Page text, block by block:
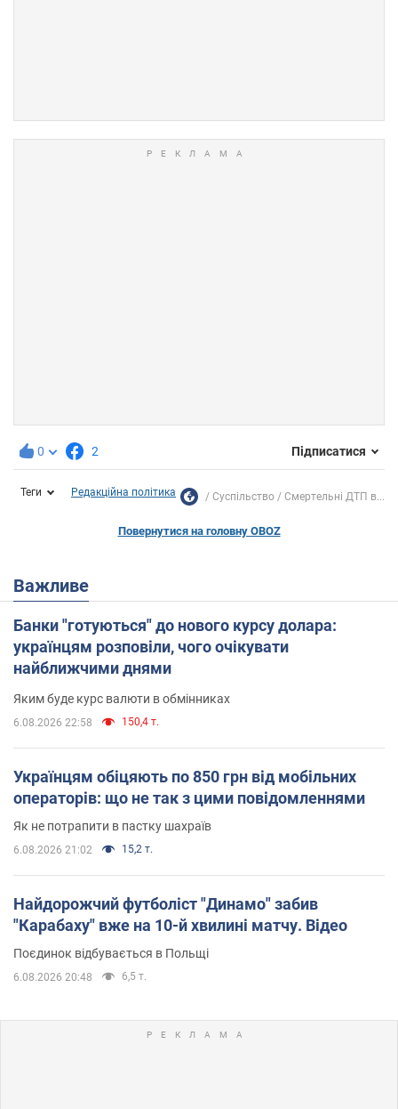
0 2 Підписатися
Теги Редакційна політика Суспільство Смертельні ДТП в...
Повернутися на головну OBOZ
Важливе
Банки "готуються" до нового курсу долара:
українцям розповіли, чого очікувати
найближчими днями
Яким буде курс валюти в обмінниках
6.08.2026 22:58 150,4 т.
Українцям обіцяють по 850 грн від мобільних
операторів: що не так з цими повідомленнями
Як не потрапити в пастку шахраїв
6.08.2026 21:02 15,2 т.
Найдорожчий футболіст "Динамо" забив
"Карабаху" вже на 10-й хвилині матчу. Відео
Поєдинок відбувається в Польщі
6.08.2026 20:48 6,5 т.